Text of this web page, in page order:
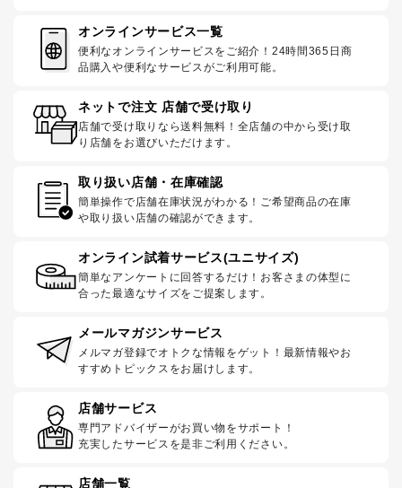
オンラインサービス一覧
便利なオンラインサービスをご紹介！24時間365日商
品購入や便利なサービスがご利用可能。
ネットで注文 店舗で受け取り
店舗で受け取りなら送料無料！全店舗の中から受け取
り店舗をお選びいただけます。
取り扱い店舗・在庫確認
簡単操作で店舗在庫状況がわかる！ご希望商品の在庫
や取り扱い店舗の確認ができます。
オンライン試着サービス(ユニサイズ)
簡単なアンケートに回答するだけ！お客さまの体型に
合った最適なサイズをご提案します。
メールマガジンサービス
メルマガ登録でオトクな情報をゲット！最新情報やお
すすめトピックスをお届けします。
店舗サービス
専門アドバイザーがお買い物をサポート！
充実したサービスを是非ご利用ください。
店舗一覧